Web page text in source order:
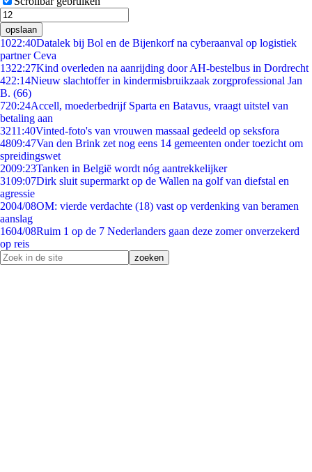
opslaan
1022:40Datalek bij Bol en de Bijenkorf na cyberaanval op logistiek
partner Ceva
1322:27Kind overleden na aanrijding door AH-bestelbus in Dordrecht
422:14Nieuw slachtoffer in kindermisbruikzaak zorgprofessional Jan
B. (66)
720:24Accell, moederbedrijf Sparta en Batavus, vraagt uitstel van
betaling aan
3211:40Vinted-foto's van vrouwen massaal gedeeld op seksfora
4809:47Van den Brink zet nog eens 14 gemeenten onder toezicht om
spreidingswet
2009:23Tanken in België wordt nóg aantrekkelijker
3109:07Dirk sluit supermarkt op de Wallen na golf van diefstal en
agressie
2004/08OM: vierde verdachte (18) vast op verdenking van beramen
aanslag
1604/08Ruim 1 op de 7 Nederlanders gaan deze zomer onverzekerd
op reis